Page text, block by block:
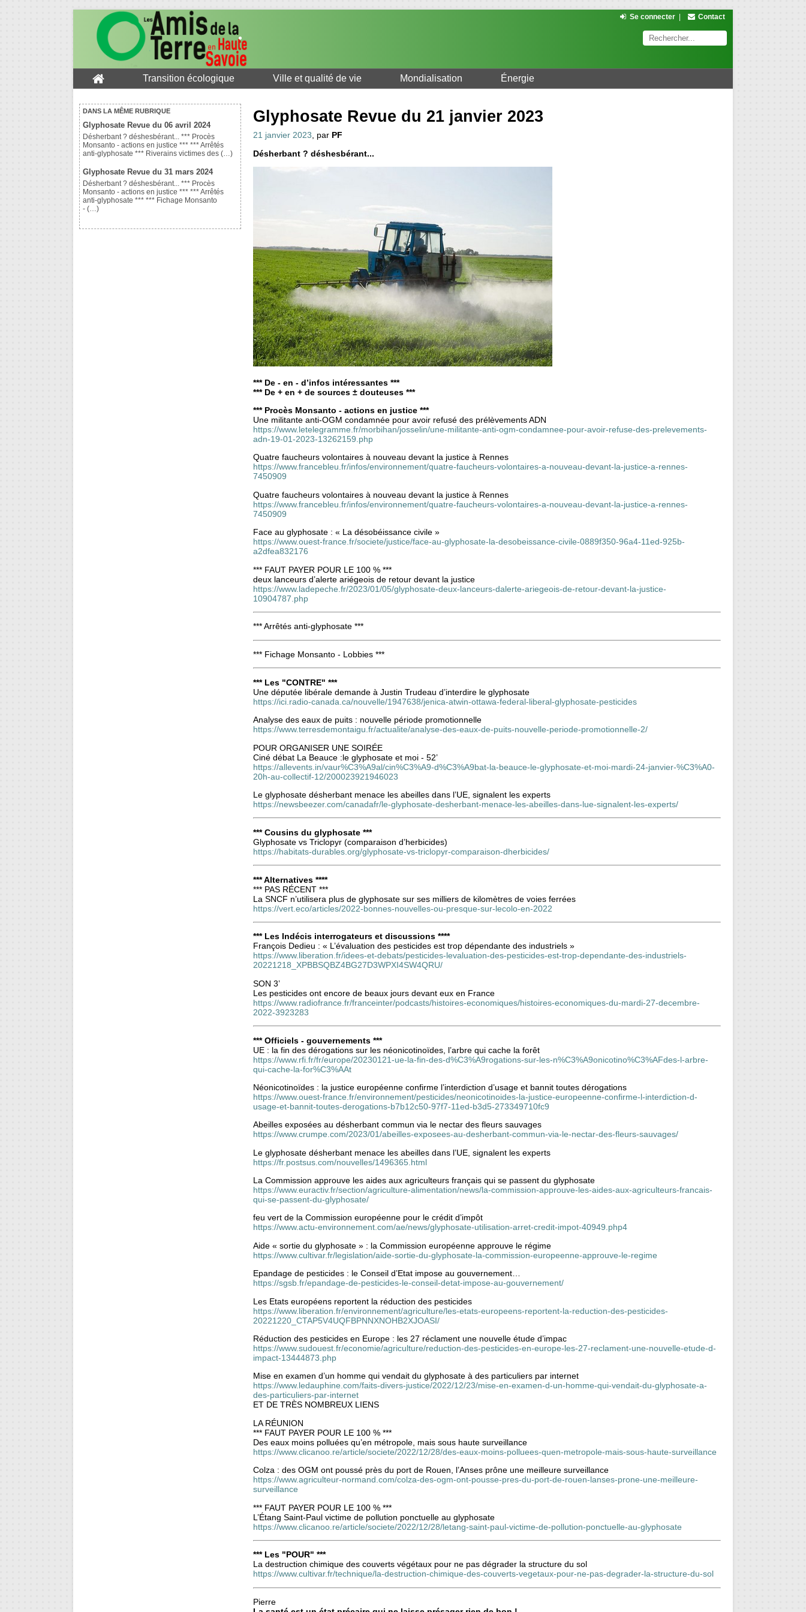
Se connecter Contact
Transition écologique Ville et qualité de vie Mondialisation Énergie
DANS LA MÊME RUBRIQUE
Glyphosate Revue du 06 avril 2024
Désherbant ? déshesbérant... *** Procès
Monsanto - actions en justice *** *** Arrêtés
anti-glyphosate *** Riverains victimes des (…)
Glyphosate Revue du 31 mars 2024
Désherbant ? déshesbérant... *** Procès
Monsanto - actions en justice *** *** Arrêtés
anti-glyphosate *** *** Fichage Monsanto
- (…)
Glyphosate Revue du 21 janvier 2023
21 janvier 2023, par PF
Désherbant ? déshesbérant...
*** De - en - d’infos intéressantes ***
*** De + en + de sources ± douteuses ***
*** Procès Monsanto - actions en justice ***
Une militante anti-OGM condamnée pour avoir refusé des prélèvements ADN
https://www.letelegramme.fr/morbihan/josselin/une-militante-anti-ogm-condamnee-pour-avoir-refuse-des-prelevements-
adn-19-01-2023-13262159.php
Quatre faucheurs volontaires à nouveau devant la justice à Rennes
https://www.francebleu.fr/infos/environnement/quatre-faucheurs-volontaires-a-nouveau-devant-la-justice-a-rennes-
7450909
Quatre faucheurs volontaires à nouveau devant la justice à Rennes
https://www.francebleu.fr/infos/environnement/quatre-faucheurs-volontaires-a-nouveau-devant-la-justice-a-rennes-
7450909
Face au glyphosate : « La désobéissance civile »
https://www.ouest-france.fr/societe/justice/face-au-glyphosate-la-desobeissance-civile-0889f350-96a4-11ed-925b-
a2dfea832176
*** FAUT PAYER POUR LE 100 % ***
deux lanceurs d’alerte ariégeois de retour devant la justice
https://www.ladepeche.fr/2023/01/05/glyphosate-deux-lanceurs-dalerte-ariegeois-de-retour-devant-la-justice-
10904787.php
*** Arrêtés anti-glyphosate ***
*** Fichage Monsanto - Lobbies ***
*** Les "CONTRE" ***
Une députée libérale demande à Justin Trudeau d’interdire le glyphosate
https://ici.radio-canada.ca/nouvelle/1947638/jenica-atwin-ottawa-federal-liberal-glyphosate-pesticides
Analyse des eaux de puits : nouvelle période promotionnelle
https://www.terresdemontaigu.fr/actualite/analyse-des-eaux-de-puits-nouvelle-periode-promotionnelle-2/
POUR ORGANISER UNE SOIRÉE
Ciné débat La Beauce :le glyphosate et moi - 52’
https://allevents.in/vaur%C3%A9al/cin%C3%A9-d%C3%A9bat-la-beauce-le-glyphosate-et-moi-mardi-24-janvier-%C3%A0-
20h-au-collectif-12/200023921946023
Le glyphosate désherbant menace les abeilles dans l’UE, signalent les experts
https://newsbeezer.com/canadafr/le-glyphosate-desherbant-menace-les-abeilles-dans-lue-signalent-les-experts/
*** Cousins du glyphosate ***
Glyphosate vs Triclopyr (comparaison d’herbicides)
https://habitats-durables.org/glyphosate-vs-triclopyr-comparaison-dherbicides/
*** Alternatives ****
*** PAS RÉCENT ***
La SNCF n’utilisera plus de glyphosate sur ses milliers de kilomètres de voies ferrées
https://vert.eco/articles/2022-bonnes-nouvelles-ou-presque-sur-lecolo-en-2022
*** Les Indécis interrogateurs et discussions ****
François Dedieu : « L’évaluation des pesticides est trop dépendante des industriels »
https://www.liberation.fr/idees-et-debats/pesticides-levaluation-des-pesticides-est-trop-dependante-des-industriels-
20221218_XPBBSQBZ4BG27D3WPXI4SW4QRU/
SON 3’
Les pesticides ont encore de beaux jours devant eux en France
https://www.radiofrance.fr/franceinter/podcasts/histoires-economiques/histoires-economiques-du-mardi-27-decembre-
2022-3923283
*** Officiels - gouvernements ***
UE : la fin des dérogations sur les néonicotinoïdes, l’arbre qui cache la forêt
https://www.rfi.fr/fr/europe/20230121-ue-la-fin-des-d%C3%A9rogations-sur-les-n%C3%A9onicotino%C3%AFdes-l-arbre-
qui-cache-la-for%C3%AAt
Néonicotinoïdes : la justice européenne confirme l’interdiction d’usage et bannit toutes dérogations
https://www.ouest-france.fr/environnement/pesticides/neonicotinoides-la-justice-europeenne-confirme-l-interdiction-d-
usage-et-bannit-toutes-derogations-b7b12c50-97f7-11ed-b3d5-273349710fc9
Abeilles exposées au désherbant commun via le nectar des fleurs sauvages
https://www.crumpe.com/2023/01/abeilles-exposees-au-desherbant-commun-via-le-nectar-des-fleurs-sauvages/
Le glyphosate désherbant menace les abeilles dans l’UE, signalent les experts
https://fr.postsus.com/nouvelles/1496365.html
La Commission approuve les aides aux agriculteurs français qui se passent du glyphosate
https://www.euractiv.fr/section/agriculture-alimentation/news/la-commission-approuve-les-aides-aux-agriculteurs-francais-
qui-se-passent-du-glyphosate/
feu vert de la Commission européenne pour le crédit d’impôt
https://www.actu-environnement.com/ae/news/glyphosate-utilisation-arret-credit-impot-40949.php4
Aide « sortie du glyphosate » : la Commission européenne approuve le régime
https://www.cultivar.fr/legislation/aide-sortie-du-glyphosate-la-commission-europeenne-approuve-le-regime
Epandage de pesticides : le Conseil d’Etat impose au gouvernement…
https://sgsb.fr/epandage-de-pesticides-le-conseil-detat-impose-au-gouvernement/
Les Etats européens reportent la réduction des pesticides
https://www.liberation.fr/environnement/agriculture/les-etats-europeens-reportent-la-reduction-des-pesticides-
20221220_CTAP5V4UQFBPNNXNOHB2XJOASI/
Réduction des pesticides en Europe : les 27 réclament une nouvelle étude d’impac
https://www.sudouest.fr/economie/agriculture/reduction-des-pesticides-en-europe-les-27-reclament-une-nouvelle-etude-d-
impact-13444873.php
Mise en examen d’un homme qui vendait du glyphosate à des particuliers par internet
https://www.ledauphine.com/faits-divers-justice/2022/12/23/mise-en-examen-d-un-homme-qui-vendait-du-glyphosate-a-
des-particuliers-par-internet
ET DE TRÈS NOMBREUX LIENS
LA RÉUNION
*** FAUT PAYER POUR LE 100 % ***
Des eaux moins polluées qu’en métropole, mais sous haute surveillance
https://www.clicanoo.re/article/societe/2022/12/28/des-eaux-moins-polluees-quen-metropole-mais-sous-haute-surveillance
Colza : des OGM ont poussé près du port de Rouen, l’Anses prône une meilleure surveillance
https://www.agriculteur-normand.com/colza-des-ogm-ont-pousse-pres-du-port-de-rouen-lanses-prone-une-meilleure-
surveillance
*** FAUT PAYER POUR LE 100 % ***
L’Étang Saint-Paul victime de pollution ponctuelle au glyphosate
https://www.clicanoo.re/article/societe/2022/12/28/letang-saint-paul-victime-de-pollution-ponctuelle-au-glyphosate
*** Les "POUR" ***
La destruction chimique des couverts végétaux pour ne pas dégrader la structure du sol
https://www.cultivar.fr/technique/la-destruction-chimique-des-couverts-vegetaux-pour-ne-pas-degrader-la-structure-du-sol
Pierre